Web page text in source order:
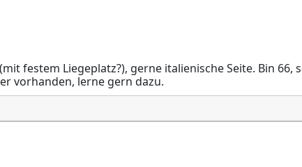
festem Liegeplatz?), gerne italienische Seite. Bin 66,
vorhanden, lerne gern dazu.